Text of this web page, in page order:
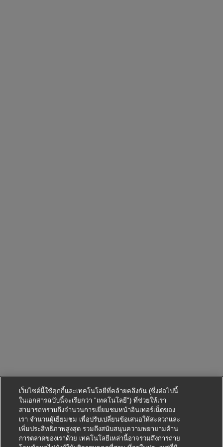
เว็บไซต์นี้ใช้คุกกี้และเทคโนโลยีที่คล้ายคลึงกัน (ซึ่งต่อไปนี้
ในเอกสารฉบับนี้จะเรียกว่า "เทคโนโลยี") ที่ช่วยให้เรา
สามารถทราบถึงจำนวนการเยี่ยมชมหน้าอินเทอร์เน็ตของ
เรา จำนวนผู้เยี่ยมชม เพื่อปรับเปลี่ยนข้อเสนอให้สะดวกและ
เพิ่มประสิทธิภาพสูงสุด รวมถึงสนับสนุนความพยายามด้าน
การตลาดของเราด้วย เทคโนโลยีเหล่านี้อาจรวมถึงการถ่าย